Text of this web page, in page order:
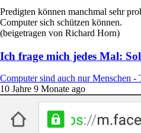
Predigten können manchmal sehr
Computer sich schützen können.
(beigetragen von Richard Horn)
Ich frage mich jedes Mal:
Computer sind auch nur Menschen -
10 Jahre 9 Monate ago